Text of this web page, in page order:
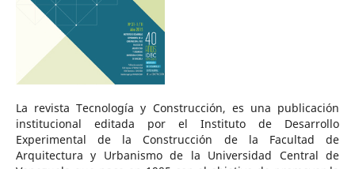
La revista Tecnología y Construcción, es una publicación
institucional editada por el Instituto de Desarrollo
Experimental de la Construcción de la Facultad de
Arquitectura y Urbanismo de la Universidad Central de